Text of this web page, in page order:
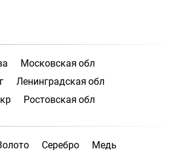
Московская обл
Ленинградская обл
Ростовская обл
Серебро
Медь